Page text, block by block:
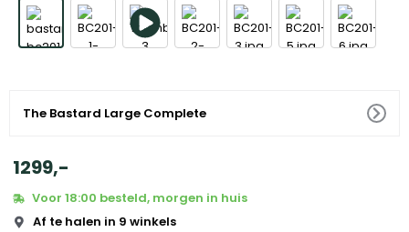
The Bastard Large Complete
1299,-
Voor 18:00 besteld, morgen in huis
Af te halen in 9 winkels